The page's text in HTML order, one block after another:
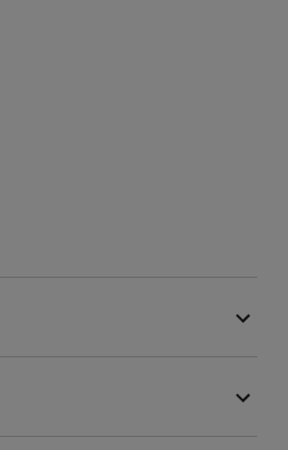
utställningsplatser,